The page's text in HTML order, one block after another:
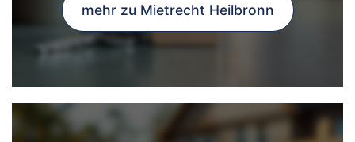
mehr zu Mietrecht Heilbronn